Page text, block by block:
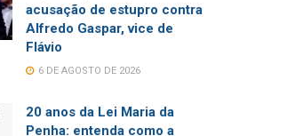
acusação de estupro contra
Alfredo Gaspar, vice de
Flávio
6 DE AGOSTO DE 2026
20 anos da Lei Maria da
Penha: entenda como a